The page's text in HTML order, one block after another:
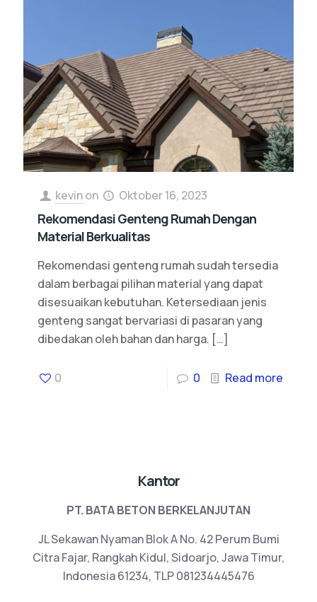
kevinon Oktober 16, 2023
Rekomendasi Genteng Rumah Dengan
Material Berkualitas
Rekomendasi genteng rumah sudah tersedia
dalam berbagai pilihan material yang dapat
disesuaikan kebutuhan. Ketersediaan jenis
genteng sangat bervariasi di pasaran yang
dibedakan oleh bahan dan harga. […]
0 0 Read more
Kantor
PT. BATA BETON BERKELANJUTAN
JL Sekawan Nyaman Blok A No. 42 Perum Bumi
Citra Fajar, Rangkah Kidul, Sidoarjo, Jawa Timur,
Indonesia 61234, TLP 081234445476